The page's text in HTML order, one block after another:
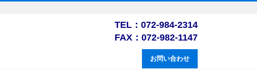
TEL：072-984-2314
FAX：072-982-1147
お問い合わせ